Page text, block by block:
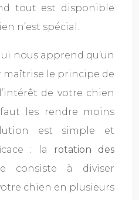
tout est disponible
n’est spécial.
nous apprend qu’un
maîtrise le principe de
de votre chien
les rendre moins
est simple et
: la rotation des
consiste à diviser
chien en plusieurs